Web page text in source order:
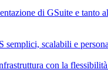
di GSuite e tanto
semplici, scalabili e
con la